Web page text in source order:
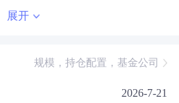
0.00 % --/--
展开
规模，持仓配置，基金公司
2026-7-21